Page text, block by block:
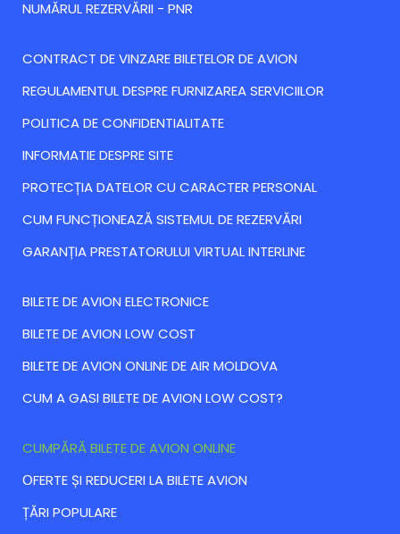
NUMĂRUL REZERVĂRII - PNR
CONTRACT DE VINZARE BILETELOR DE AVION
REGULAMENTUL DESPRE FURNIZAREA SERVICIILOR
POLITICA DE CONFIDENTIALITATE
INFORMATIE DESPRE SITE
PROTECȚIA DATELOR CU CARACTER PERSONAL
CUM FUNCȚIONEAZĂ SISTEMUL DE REZERVĂRI
GARANȚIA PRESTATORULUI VIRTUAL INTERLINE
BILETE DE AVION ELECTRONICE
BILETE DE AVION LOW COST
BILETE DE AVION ONLINE DE AIR MOLDOVA
CUM A GASI BILETE DE AVION LOW COST?
CUMPĂRĂ BILETE DE AVION ONLINE
ОFERTE ȘI REDUCERI LA BILETE AVION
ȚĂRI POPULARE